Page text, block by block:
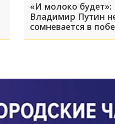
«И молоко будет»:
Владимир Путин
сомневается в
России